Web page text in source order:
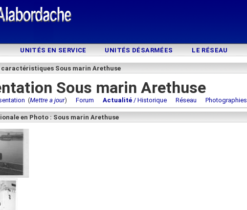
UNITÉS EN SERVICE UNITÉS DÉSARMÉES LE RÉSEAU
Sous marin Arethuse
Sous marin Arethuse
(Mettre a jour) Forum Actualité / Historique Réseau Photographies
en Photo : Sous marin Arethuse